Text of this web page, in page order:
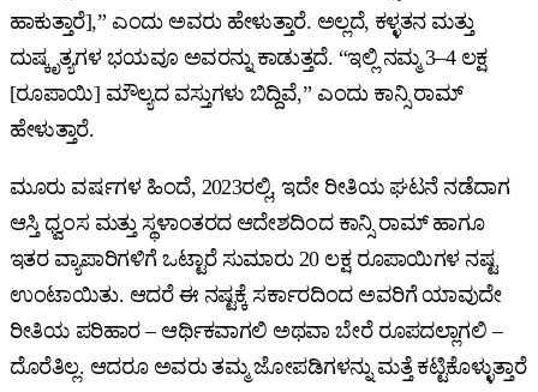
ಹಾಕುತ್ತಾರೆ],” ಎಂದು ಅವರು ಹೇಳುತ್ತಾರೆ. ಅಲ್ಲದೆ, ಕಳ್ಳತನ ಮತ್ತು
ದುಷ್ಕೃತ್ಯಗಳ ಭಯವೂ ಅವರನ್ನು ಕಾಡುತ್ತದೆ. “ಇಲ್ಲಿ ನಮ್ಮ 3–4 ಲಕ್ಷ
[ರೂಪಾಯಿ] ಮೌಲ್ಯದ ವಸ್ತುಗಳು ಬಿದ್ದಿವೆ,” ಎಂದು ಕಾನ್ಸಿ ರಾಮ್
ಹೇಳುತ್ತಾರೆ.
ಮೂರು ವರ್ಷಗಳ ಹಿಂದೆ, 2023ರಲ್ಲಿ, ಇದೇ ರೀತಿಯ ಘಟನೆ ನಡೆದಾಗ
ಆಸ್ತಿ ಧ್ವಂಸ ಮತ್ತು ಸ್ಥಳಾಂತರದ ಆದೇಶದಿಂದ ಕಾನ್ಸಿ ರಾಮ್ ಹಾಗೂ
ಇತರ ವ್ಯಾಪಾರಿಗಳಿಗೆ ಒಟ್ಟಾರೆ ಸುಮಾರು 20 ಲಕ್ಷ ರೂಪಾಯಿಗಳ ನಷ್ಟ
ಉಂಟಾಯಿತು. ಆದರೆ ಈ ನಷ್ಟಕ್ಕೆ ಸರ್ಕಾರದಿಂದ ಅವರಿಗೆ ಯಾವುದೇ
ರೀತಿಯ ಪರಿಹಾರ – ಆರ್ಥಿಕವಾಗಲಿ ಅಥವಾ ಬೇರೆ ರೂಪದಲ್ಲಾಗಲಿ –
ದೊರೆತಿಲ್ಲ. ಆದರೂ ಅವರು ತಮ್ಮ ಜೋಪಡಿಗಳನ್ನು ಮತ್ತೆ ಕಟ್ಟಿಕೊಳ್ಳುತ್ತಾರೆ